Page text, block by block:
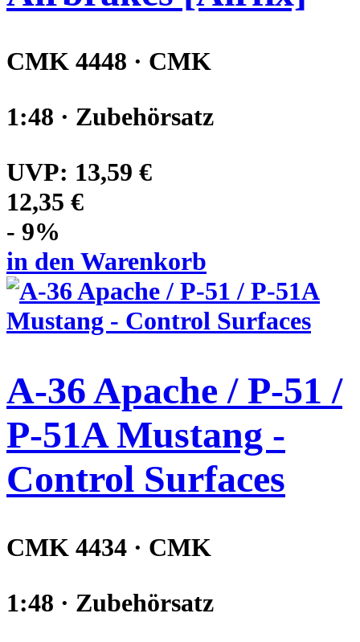
CMK 4448 · CMK
1:48 · Zubehörsatz
UVP: 13,59 €
12,35 €
- 9%
in den Warenkorb
A-36 Apache / P-51 /
P-51A Mustang -
Control Surfaces
CMK 4434 · CMK
1:48 · Zubehörsatz